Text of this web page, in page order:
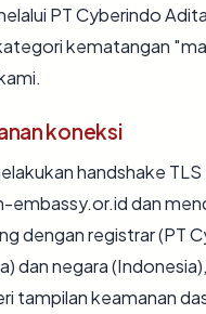
PT Cyberindo
kematangan
koneksi
handshake
embassy.or.id dan
dengan registrar (PT
dan negara
tampilan keamanan